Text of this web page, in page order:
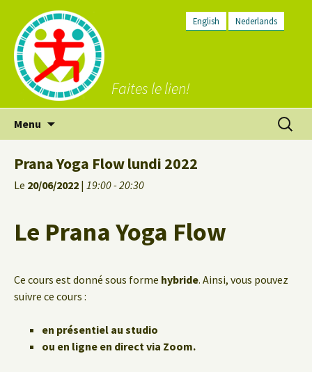
English Nederlands
Faites le lien!
Menu
Prana Yoga Flow lundi 2022
Le 20/06/2022 | 19:00 - 20:30
Le Prana Yoga Flow
Ce cours est donné sous forme hybride. Ainsi, vous pouvez
suivre ce cours :
en présentiel au studio
ou en ligne en direct via Zoom.